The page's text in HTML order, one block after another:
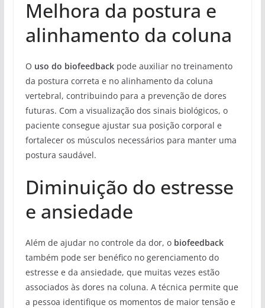
Melhora da postura e
alinhamento da coluna
O uso do biofeedbackpode auxiliar no treinamento
da postura correta e no alinhamento da coluna
vertebral, contribuindo para a prevenção de dores
futuras. Com a visualização dos sinais biológicos, o
paciente consegue ajustar sua posição corporal e
fortalecer os músculos necessários para manter uma
postura saudável.
Diminuição do estresse
e ansiedade
Além de ajudar no controle da dor, o biofeedback
também pode ser benéfico no gerenciamento do
estresse e da ansiedade, que muitas vezes estão
associados às dores na coluna. A técnica permite que
a pessoa identifique os momentos de maior tensão e